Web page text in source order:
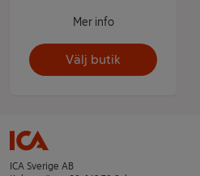
Mer info
Välj butik
ICA Sverige AB